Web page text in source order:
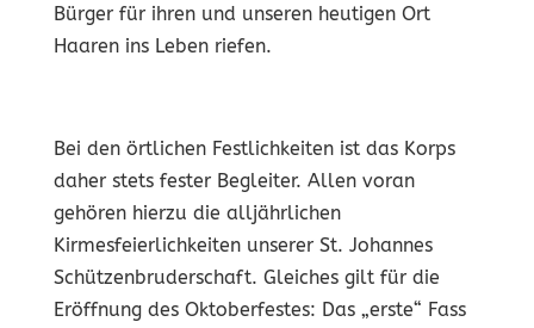
Bürger für ihren und unseren heutigen Ort
Haaren ins Leben riefen.
Bei den örtlichen Festlichkeiten ist das Korps
daher stets fester Begleiter. Allen voran
gehören hierzu die alljährlichen
Kirmesfeierlichkeiten unserer St. Johannes
Schützenbruderschaft. Gleiches gilt für die
Eröffnung des Oktoberfestes: Das „erste“ Fass